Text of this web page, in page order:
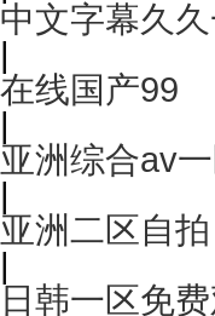
中文字幕久
|
在线国产99
|
亚洲综合av
|
亚洲二区自拍
|
日韩一区免